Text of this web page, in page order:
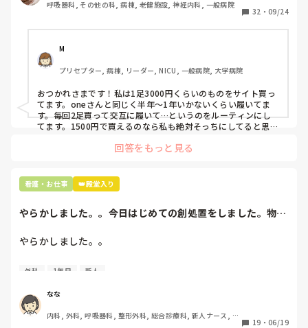
すぐに汚くなるので1,500円は絶対に超えたくない思いがあ
半年〜1年未満で交換しています。
職場の人が「ナースシューズに3000円以上は出せない」っ
て言ってて、わたしの倍額は出せるのか！とびっくりしたの
で、世の皆さんはどうなのかなと…🤔
呼吸器科, その他の科, 病棟, 老健施設, 神経内科, 一般病院
32 ・ 09/24
M
プリセプター, 病棟, リーダー, NICU, 一般病院, 大学病院
おつかれさまです！私は1足3000円くらいのものをサイト買っ
てます。oneさんと同じく半年〜1年いかないくらい履いてま
す。毎回2足買って交互に履いて…というのをルーティンにし
てます。1500円で買えるのなら私も絶対そっちにしてると思う
回答をもっと見る
看護・お仕事 👑殿堂入り
やらかしました。。今日はじめての創処置をしました。物品
やらかしました。。
今日はじめての創処置をしました。
ゴミと一緒に、ノリで鑷子達を捨てました。。
患者に使用した物品は使い捨て、という認識が頭の中にあっ
て…。
外科 1年目 新人
なな
内科, 外科, 呼吸器科, 整形外科, 総合診療科, 新人ナース, 脳
19 ・ 06/19